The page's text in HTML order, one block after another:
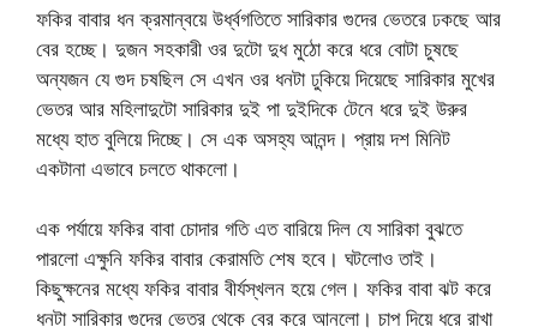
ফকির বাবার ধন ক্রমান্বয়ে উর্ধ্বগতিতে সারিকার গুদের ভেতরে ঢকছে আর
বের হচ্ছে। দুজন সহকারী ওর দুটো দুধ মুঠো করে ধরে বোটা চুষছে
অন্যজন যে গুদ চষছিল সে এখন ওর ধনটা ঢুকিয়ে দিয়েছে সারিকার মুখের
ভেতর আর মহিলাদুটো সারিকার দুই পা দুইদিকে টেনে ধরে দুই উরুর
মধ্যে হাত বুলিয়ে দিচ্ছে। সে এক অসহ্য আনন্দ। প্রায় দশ মিনিট
একটানা এভাবে চলতে থাকলো।
এক পর্যায়ে ফকির বাবা চোদার গতি এত বারিয়ে দিল যে সারিকা বুঝতে
পারলো এক্ষুনি ফকির বাবার কেরামতি শেষ হবে। ঘটলোও তাই।
কিছুক্ষনের মধ্যে ফকির বাবার বীর্যস্খলন হয়ে গেল। ফকির বাবা ঝট করে
ধনটা সারিকার গুদের ভেতর থেকে বের করে আনলো। চাপ দিয়ে ধরে রাখা